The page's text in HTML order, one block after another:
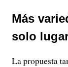
Más
solo
La propuesta